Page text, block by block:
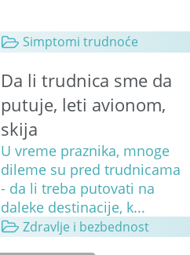
Simptomi trudnoće
Da li trudnica sme da
putuje, leti avionom,
skija
U vreme praznika, mnoge
dileme su pred trudnicama
- da li treba putovati na
daleke destinacije, k...
Zdravlje i bezbednost